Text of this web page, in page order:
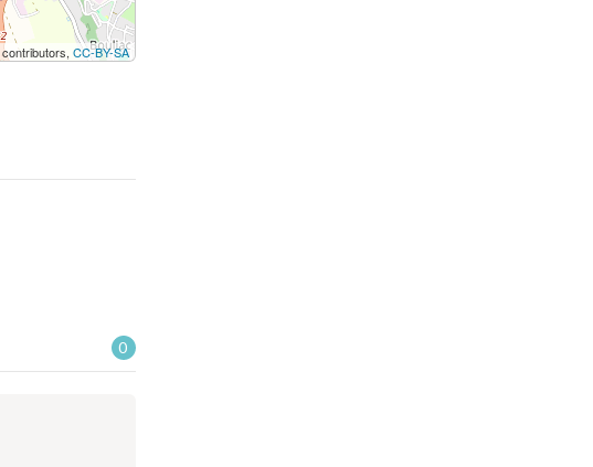
contributors,CC-BY-SA
0